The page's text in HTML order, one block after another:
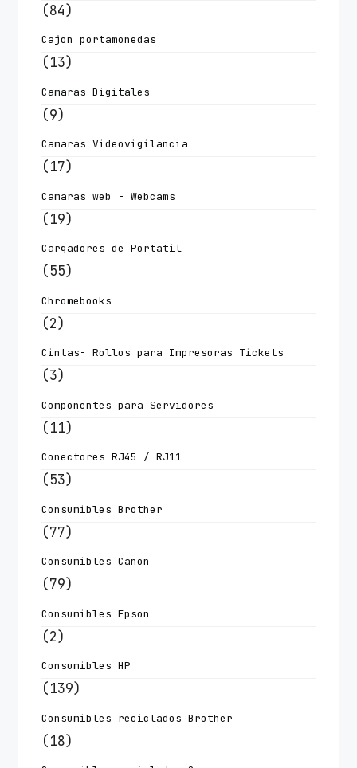
(84)
Cajon portamonedas
(13)
Camaras Digitales
(9)
Camaras Videovigilancia
(17)
Camaras web - Webcams
(19)
Cargadores de Portatil
(55)
Chromebooks
(2)
Cintas- Rollos para Impresoras Tickets
(3)
Componentes para Servidores
(11)
Conectores RJ45 / RJ11
(53)
Consumibles Brother
(77)
Consumibles Canon
(79)
Consumibles Epson
(2)
Consumibles HP
(139)
Consumibles reciclados Brother
(18)